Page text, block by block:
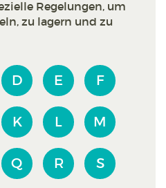
Regelungen, um
zu lagern und zu
D E F
K L M
Q R S